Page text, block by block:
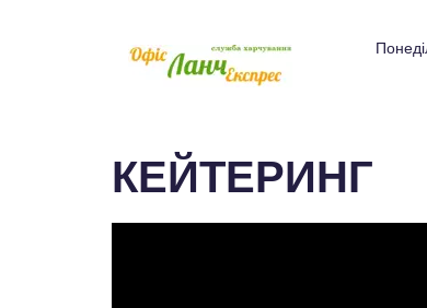
КЕЙТЕРИНГ